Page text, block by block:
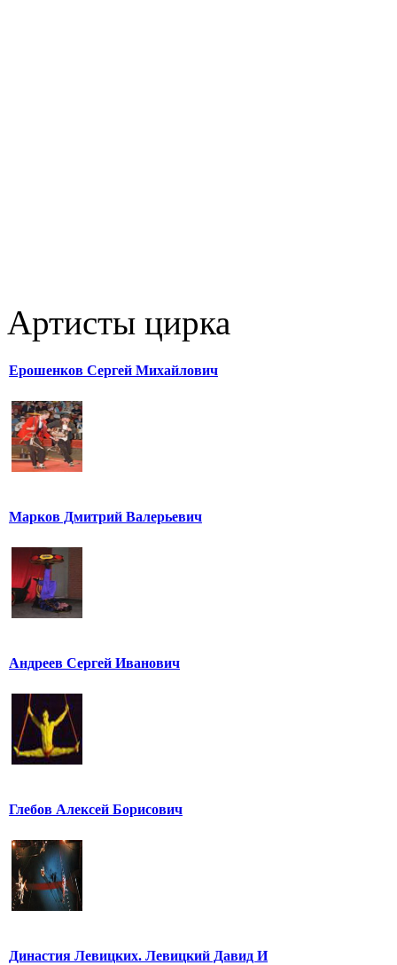
Артисты цирка
Ерошенков Сергей Михайлович
Марков Дмитрий Валерьевич
Андреев Сергей Иванович
Глебов Алексей Борисович
Династия Левицких. Левицкий Давид И